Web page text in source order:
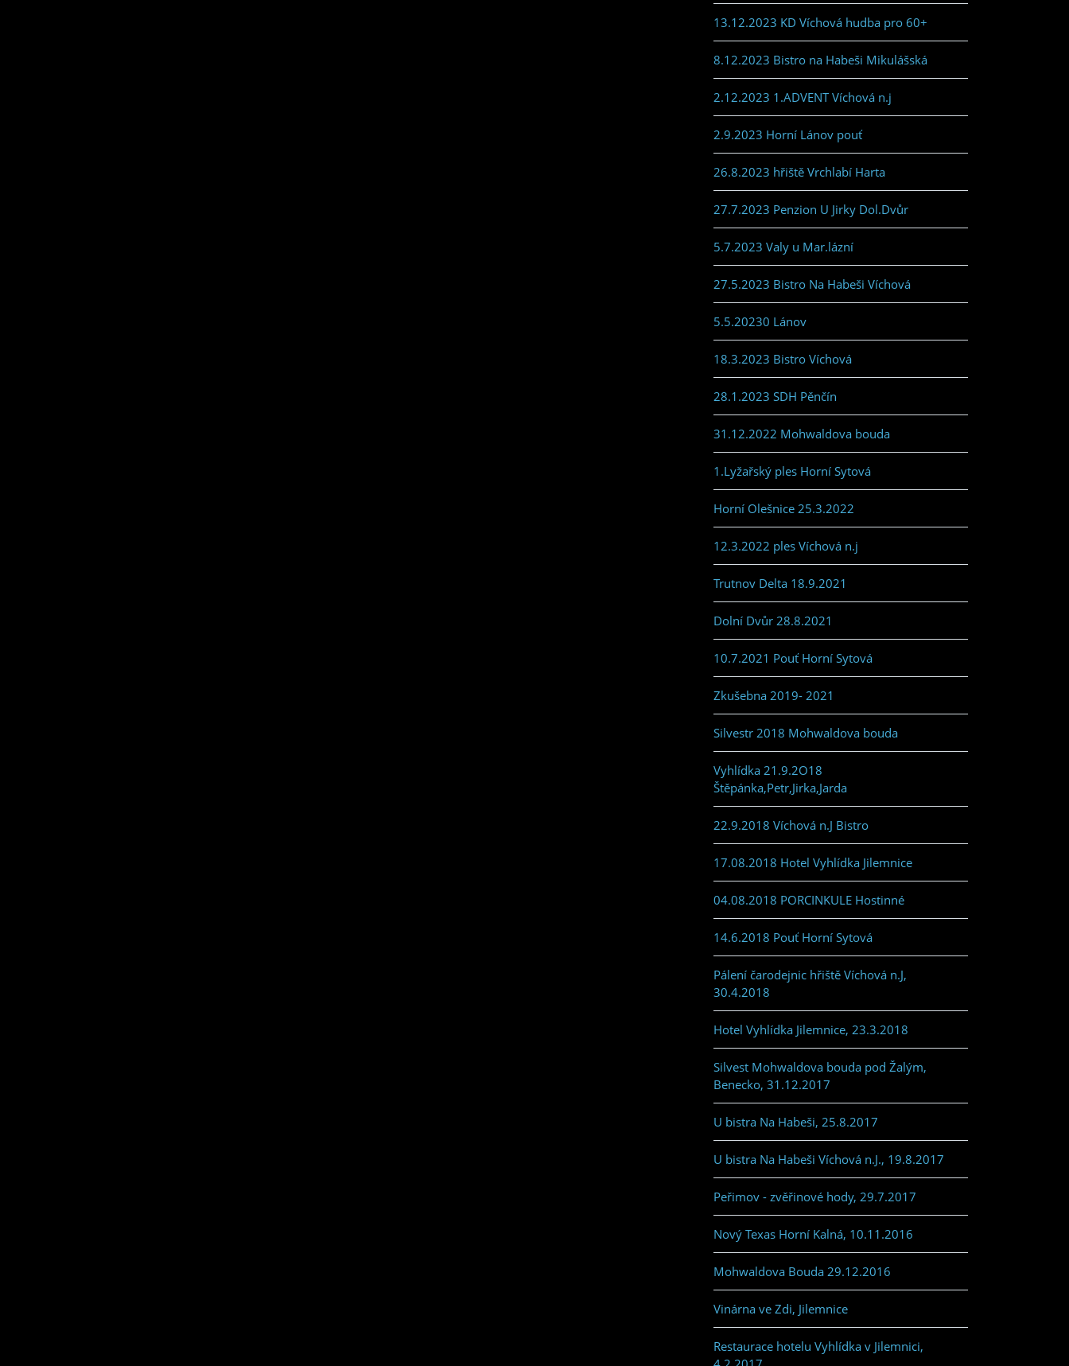
13.12.2023 KD Víchová hudba pro 60+
8.12.2023 Bistro na Habeši Mikulášská
2.12.2023 1.ADVENT Víchová n.j
2.9.2023 Horní Lánov pouť
26.8.2023 hřiště Vrchlabí Harta
27.7.2023 Penzion U Jirky Dol.Dvůr
5.7.2023 Valy u Mar.lázní
27.5.2023 Bistro Na Habeši Víchová
5.5.20230 Lánov
18.3.2023 Bistro Víchová
28.1.2023 SDH Pěnčín
31.12.2022 Mohwaldova bouda
1.Lyžařský ples Horní Sytová
Horní Olešnice 25.3.2022
12.3.2022 ples Víchová n.j
Trutnov Delta 18.9.2021
Dolní Dvůr 28.8.2021
10.7.2021 Pouť Horní Sytová
Zkušebna 2019- 2021
Silvestr 2018 Mohwaldova bouda
Vyhlídka 21.9.2O18
Štěpánka,Petr,Jirka,Jarda
22.9.2018 Víchová n.J Bistro
17.08.2018 Hotel Vyhlídka Jilemnice
04.08.2018 PORCINKULE Hostinné
14.6.2018 Pouť Horní Sytová
Pálení čarodejnic hřiště Víchová n.J,
30.4.2018
Hotel Vyhlídka Jilemnice, 23.3.2018
Silvest Mohwaldova bouda pod Žalým,
Benecko, 31.12.2017
U bistra Na Habeši, 25.8.2017
U bistra Na Habeši Víchová n.J., 19.8.2017
Peřimov - zvěřinové hody, 29.7.2017
Nový Texas Horní Kalná, 10.11.2016
Mohwaldova Bouda 29.12.2016
Vinárna ve Zdi, Jilemnice
Restaurace hotelu Vyhlídka v Jilemnici,